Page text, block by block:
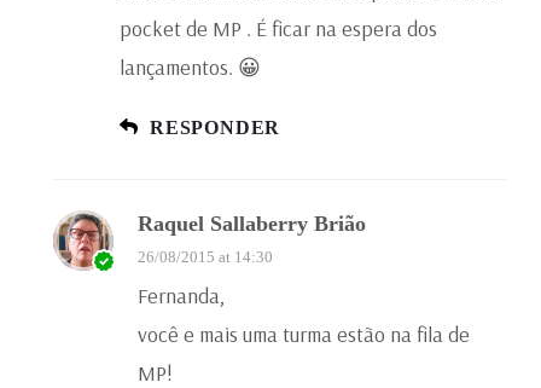
pocket de MP . É ficar na espera dos
lançamentos. 😀
RESPONDER
Raquel Sallaberry Brião
26/08/2015 at 14:30
Fernanda,
você e mais uma turma estão na fila de
MP!